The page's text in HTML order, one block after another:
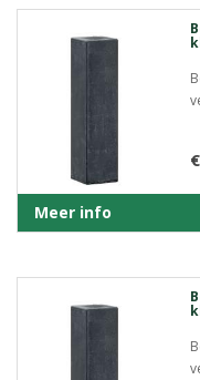
Meer info